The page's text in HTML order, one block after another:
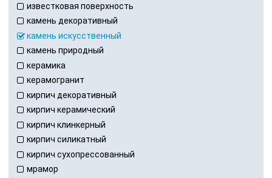
известковая поверхность
камень декоративный
камень искусственный
камень природный
керамика
керамогранит
кирпич декоративный
кирпич керамический
кирпич клинкерный
кирпич силикатный
кирпич сухопрессованный
мрамор